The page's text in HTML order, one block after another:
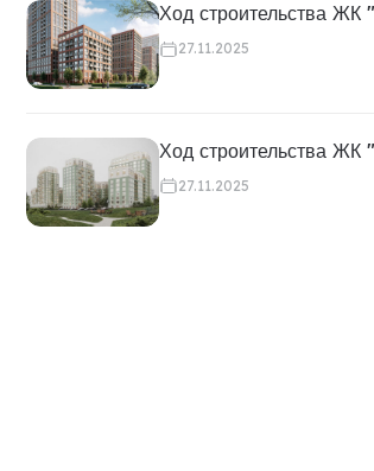
Ход строительства ЖК
27.11.2025
Ход строительства ЖК
27.11.2025